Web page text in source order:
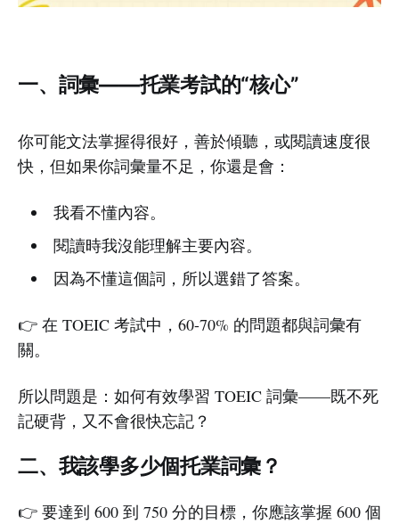
一、詞彙——托業考試的“核心”
你可能文法掌握得很好，善於傾聽，或閱讀速度很
快，但如果你詞彙量不足，你還是會：
我看不懂內容。
閱讀時我沒能理解主要內容。
因為不懂這個詞，所以選錯了答案。
👉 在 TOEIC 考試中，60-70% 的問題都與詞彙有
關。
所以問題是：如何有效學習 TOEIC 詞彙——既不死
記硬背，又不會很快忘記？
二、我該學多少個托業詞彙？
👉 要達到 600 到 750 分的目標，你應該掌握 600 個